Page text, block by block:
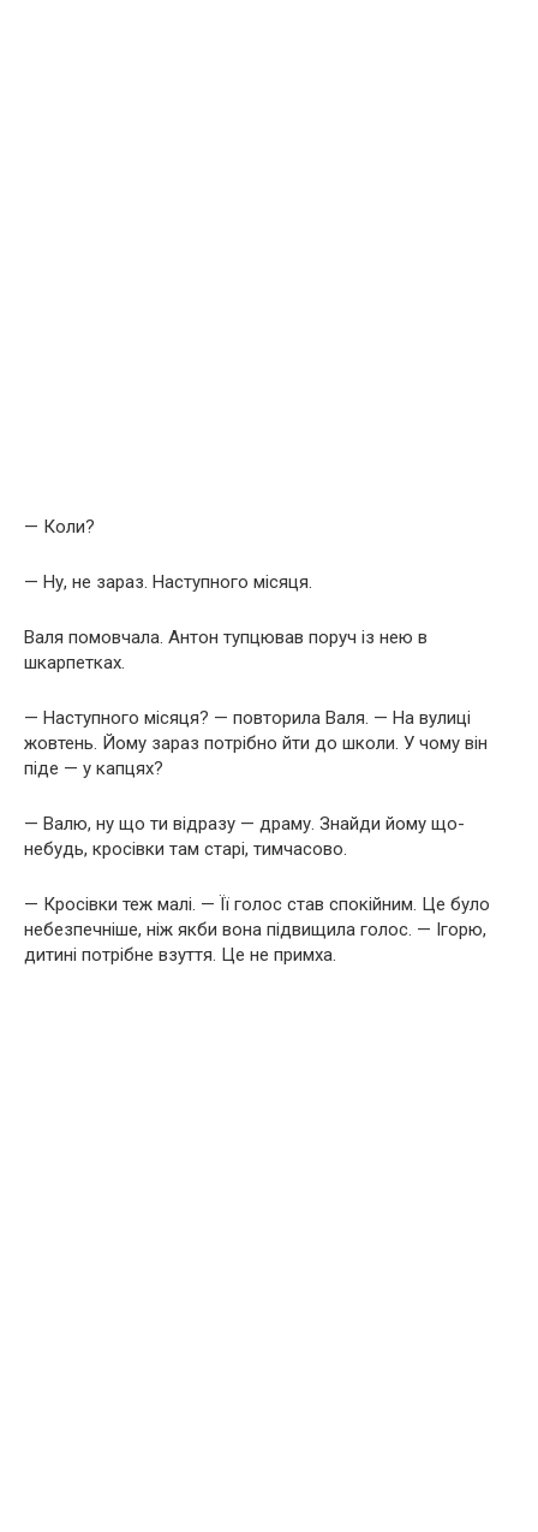
— Коли?
— Ну, не зараз. Наступного місяця.
Валя помовчала. Антон тупцював поруч із нею в
шкарпетках.
— Наступного місяця? — повторила Валя. — На вулиці
жовтень. Йому зараз потрібно йти до школи. У чому він
піде — у капцях?
— Валю, ну що ти відразу — драму. Знайди йому що-
небудь, кросівки там старі, тимчасово.
— Кросівки теж малі. — Її голос став спокійним. Це було
небезпечніше, ніж якби вона підвищила голос. — Ігорю,
дитині потрібне взуття. Це не примха.